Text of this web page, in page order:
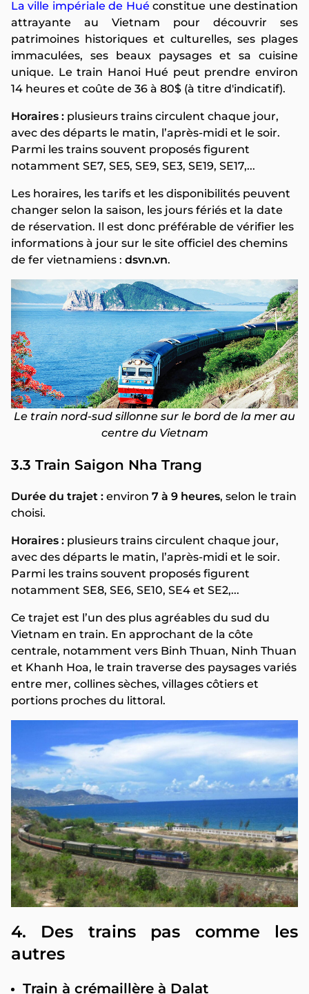
La ville impériale de Hué constitue une destination
attrayante au Vietnam pour découvrir ses
patrimoines historiques et culturelles, ses plages
immaculées, ses beaux paysages et sa cuisine
unique. Le train Hanoi Hué peut prendre environ
14 heures et coûte de 36 à 80$ (à titre d'indicatif).
Horaires : plusieurs trains circulent chaque jour,
avec des départs le matin, l’après-midi et le soir.
Parmi les trains souvent proposés figurent
notamment SE7, SE5, SE9, SE3, SE19, SE17,...
Les horaires, les tarifs et les disponibilités peuvent
changer selon la saison, les jours fériés et la date
de réservation. Il est donc préférable de vérifier les
informations à jour sur le site officiel des chemins
de fer vietnamiens : dsvn.vn.
Le train nord-sud sillonne sur le bord de la mer au
centre du Vietnam
3.3 Train Saigon Nha Trang
Durée du trajet : environ 7 à 9 heures, selon le train
choisi.
Horaires : plusieurs trains circulent chaque jour,
avec des départs le matin, l’après-midi et le soir.
Parmi les trains souvent proposés figurent
notamment SE8, SE6, SE10, SE4 et SE2,...
Ce trajet est l’un des plus agréables du sud du
Vietnam en train. En approchant de la côte
centrale, notamment vers Binh Thuan, Ninh Thuan
et Khanh Hoa, le train traverse des paysages variés
entre mer, collines sèches, villages côtiers et
portions proches du littoral.
4. Des trains pas comme les
autres
Train à crémaillère à Dalat